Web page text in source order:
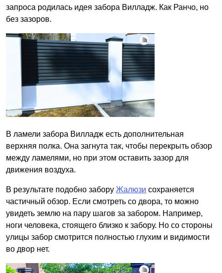
запроса родилась идея забора Вилладж. Как Ранчо, но
без зазоров.
В ламели забора Вилладж есть дополнительная
верхняя полка. Она загнута так, чтобы перекрыть обзор
между ламелями, но при этом оставить зазор для
движения воздуха.
В результате подобно забору Жалюзи сохраняется
частичный обзор. Если смотреть со двора, то можно
увидеть землю на пару шагов за забором. Например,
ноги человека, стоящего близко к забору. Но со стороны
улицы забор смотрится полностью глухим и видимости
во двор нет.